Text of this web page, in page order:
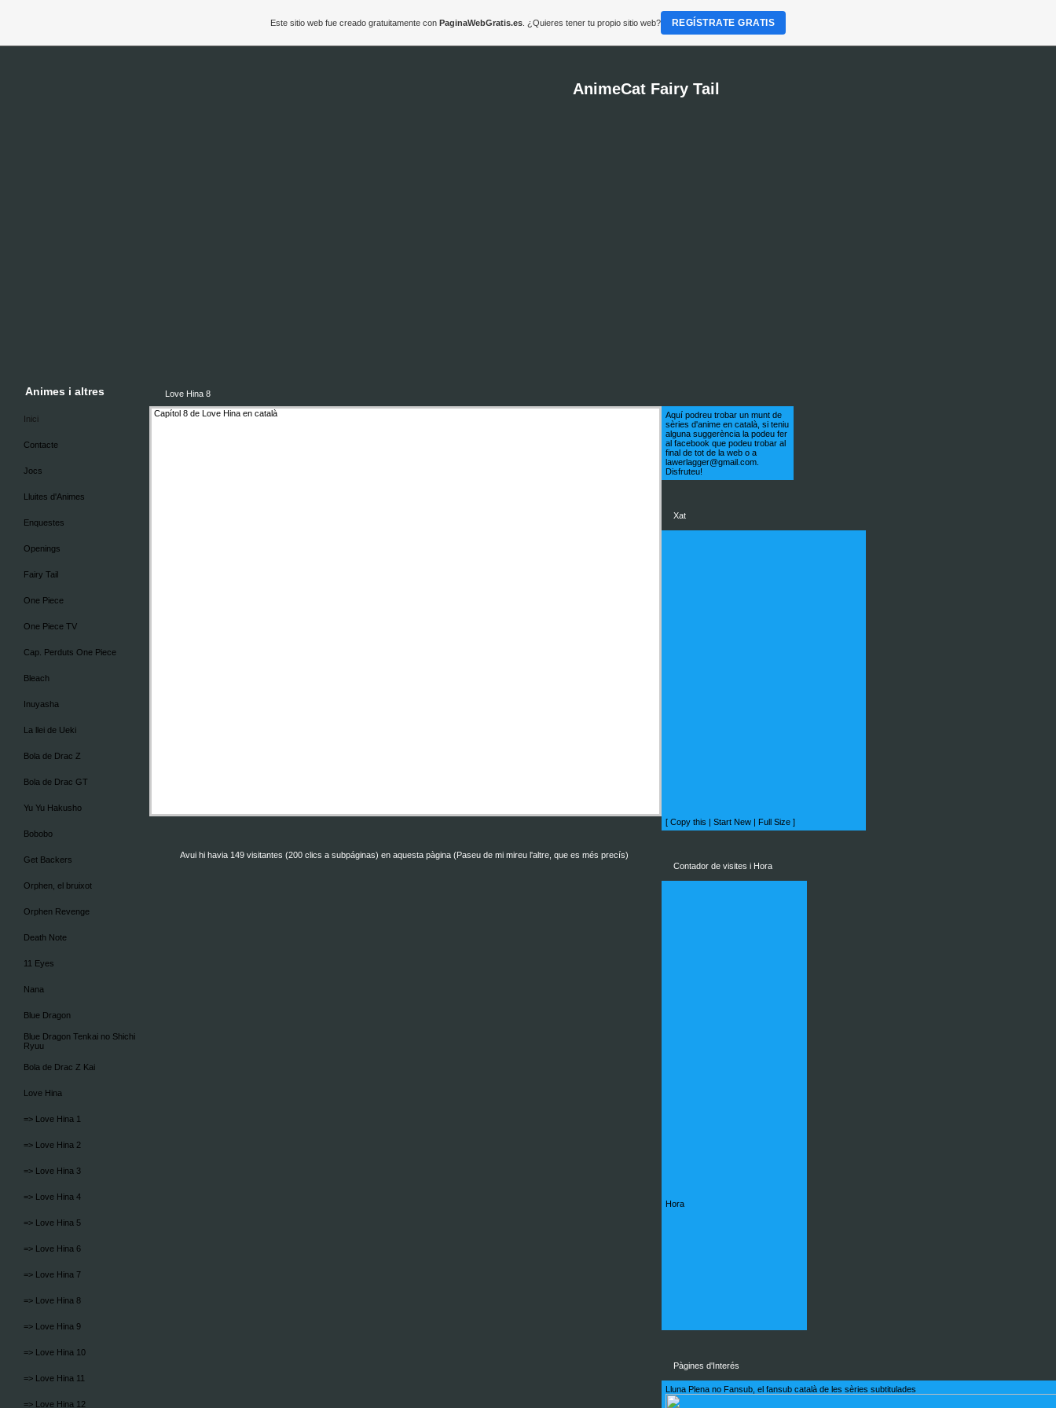
AnimeCat Fairy Tail
Animes i altres
Inici
Contacte
Jocs
Lluites d'Animes
Enquestes
Openings
Fairy Tail
One Piece
One Piece TV
Cap. Perduts One Piece
Bleach
Inuyasha
La llei de Ueki
Bola de Drac Z
Bola de Drac GT
Yu Yu Hakusho
Bobobo
Get Backers
Orphen, el bruixot
Orphen Revenge
Death Note
11 Eyes
Nana
Blue Dragon
Blue Dragon Tenkai no Shichi
Ryuu
Bola de Drac Z Kai
Love Hina
=> Love Hina 1
=> Love Hina 2
=> Love Hina 3
=> Love Hina 4
=> Love Hina 5
=> Love Hina 6
=> Love Hina 7
=> Love Hina 8
=> Love Hina 9
=> Love Hina 10
=> Love Hina 11
=> Love Hina 12
Love Hina 8
Capítol 8 de Love Hina en català
Avui hi havia 149 visitantes (200 clics a subpáginas) en aquesta pàgina (Paseu de mi mireu l'altre, que es més precís)
Aquí podreu trobar un munt de
sèries d'anime en català, si teniu
alguna suggerència la podeu fer
al facebook que podeu trobar al
final de tot de la web o a
lawerlagger@gmail.com.
Disfruteu!
Xat
[ Copy this | Start New | Full Size ]
Contador de visites i Hora
Hora
Pàgines d'Interés
Lluna Plena no Fansub, el fansub català de les sèries subtitulades
Este sitio web fue creado gratuitamente con PaginaWebGratis.es. ¿Quieres tener tu propio sitio web? REGÍSTRATE GRATIS